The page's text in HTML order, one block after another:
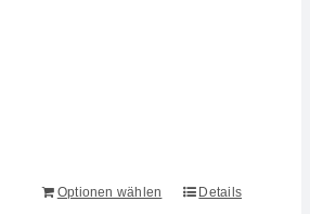
Optionen wählen Details